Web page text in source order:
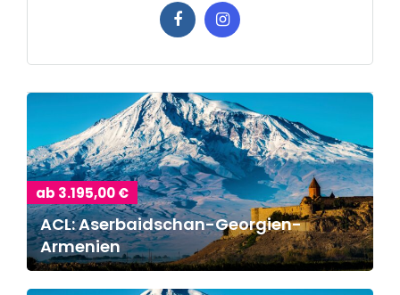
ab 3.195,00 €
ACL: Aserbaidschan-Georgien-
Armenien